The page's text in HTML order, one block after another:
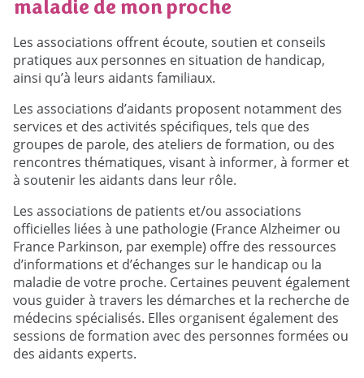
maladie de mon proche
Les associations offrent écoute, soutien et conseils
pratiques aux personnes en situation de handicap,
ainsi qu’à leurs aidants familiaux.
Les associations d’aidants proposent notamment des
services et des activités spécifiques, tels que des
groupes de parole, des ateliers de formation, ou des
rencontres thématiques, visant à informer, à former et
à soutenir les aidants dans leur rôle.
Les associations de patients et/ou associations
officielles liées à une pathologie (France Alzheimer ou
France Parkinson, par exemple) offre des ressources
d’informations et d’échanges sur le handicap ou la
maladie de votre proche. Certaines peuvent également
vous guider à travers les démarches et la recherche de
médecins spécialisés. Elles organisent également des
sessions de formation avec des personnes formées ou
des aidants experts.